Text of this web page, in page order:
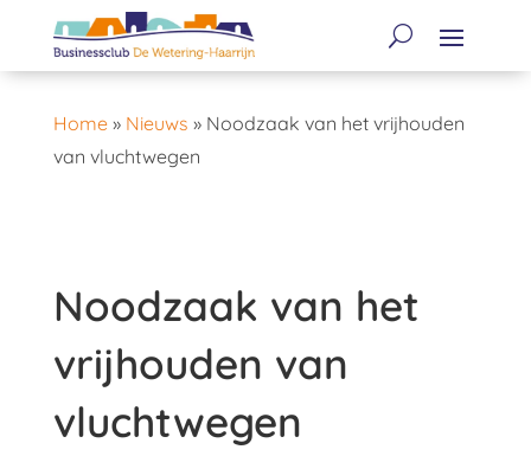
Home» Nieuws » Noodzaak van het vrijhouden
van vluchtwegen
Noodzaak van het
vrijhouden van
vluchtwegen